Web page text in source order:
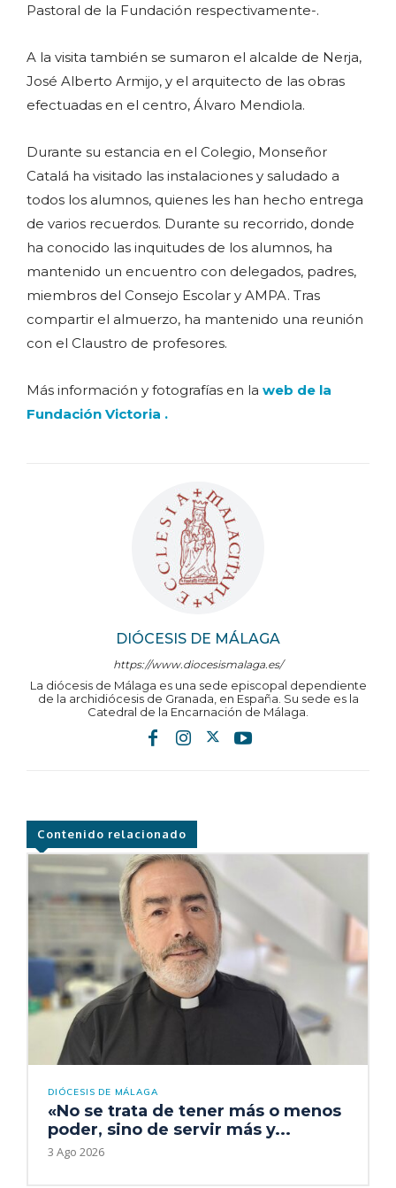
DIÓCESIS DE MÁLAGA
https://www.diocesismalaga.es/
La diócesis de Málaga es una sede episcopal dependiente
de la archidiócesis de Granada, en España. Su sede es la
Catedral de la Encarnación de Málaga.
Pastoral de la Fundación respectivamente-.
A la visita también se sumaron el alcalde de Nerja,
José Alberto Armijo, y el arquitecto de las obras
efectuadas en el centro, Álvaro Mendiola.
Durante su estancia en el Colegio, Monseñor
Catalá ha visitado las instalaciones y saludado a
todos los alumnos, quienes les han hecho entrega
de varios recuerdos. Durante su recorrido, donde
ha conocido las inquitudes de los alumnos, ha
mantenido un encuentro con delegados, padres,
miembros del Consejo Escolar y AMPA. Tras
compartir el almuerzo, ha mantenido una reunión
con el Claustro de profesores.
Más información y fotografías en la web de la
Fundación Victoria .
Contenido relacionado
DIÓCESIS DE MÁLAGA
«No se trata de tener más o menos
poder, sino de servir más y...
3 Ago 2026